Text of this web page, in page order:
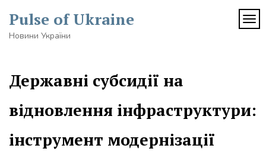
content
Pulse of Ukraine
Новини України
Державні субсидії на
відновлення інфраструктури:
інструмент модернізації